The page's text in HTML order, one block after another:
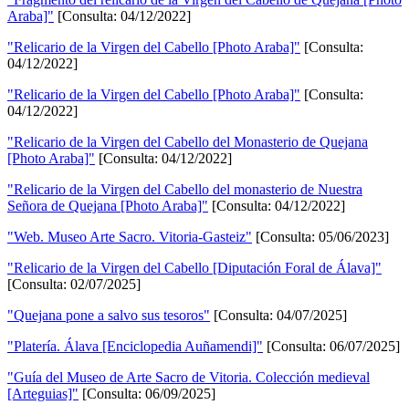
Araba]" [Consulta: 04/12/2022]
"Relicario de la Virgen del Cabello [Photo Araba]" [Consulta:
04/12/2022]
"Relicario de la Virgen del Cabello [Photo Araba]" [Consulta:
04/12/2022]
"Relicario de la Virgen del Cabello del Monasterio de Quejana
[Photo Araba]" [Consulta: 04/12/2022]
"Relicario de la Virgen del Cabello del monasterio de Nuestra
Señora de Quejana [Photo Araba]" [Consulta: 04/12/2022]
"Web. Museo Arte Sacro. Vitoria-Gasteiz" [Consulta: 05/06/2023]
"Relicario de la Virgen del Cabello [Diputación Foral de Álava]"
[Consulta: 02/07/2025]
"Quejana pone a salvo sus tesoros" [Consulta: 04/07/2025]
"Platería. Álava [Enciclopedia Auñamendi]" [Consulta: 06/07/2025]
"Guía del Museo de Arte Sacro de Vitoria. Colección medieval
[Arteguias]" [Consulta: 06/09/2025]